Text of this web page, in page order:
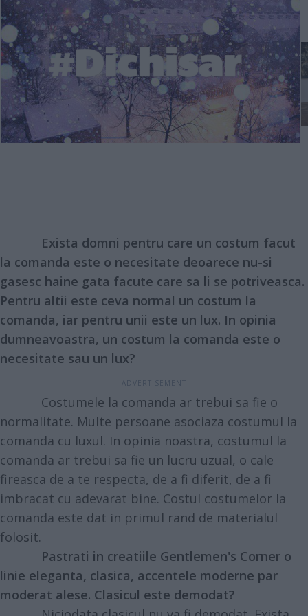
Exista domni pentru care un costum facut
la comanda este o necesitate deoarece nu-si
gasesc haine gata facute care sa li se potriveasca.
Pentru altii este ceva normal un costum la
comanda, iar pentru unii este un lux. In opinia
dumneavoastra, un costum la comanda este o
necesitate sau un lux?
Costumele la comanda ar trebui sa fie o
normalitate. Multe persoane asociaza costumul la
comanda cu luxul. In opinia noastra, costumul la
comanda ar trebui sa fie un lucru uzual, o cale
fireasca de a te respecta, de a fi diferit, de a fi
imbracat cu adevarat bine. Costul costumelor la
comanda este dat in primul rand de materialul
folosit.
Pastrati in creatiile Gentlemen's Corner o
linie eleganta, clasica, accentele moderne par
moderat alese. Clasicul este demodat?